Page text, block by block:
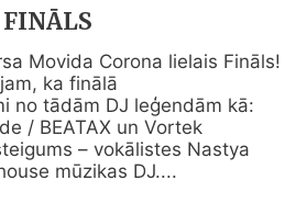
Movida Corona lielais Fināls!
ka finālā
no tādām DJ leģendām kā:
/ BEATAX un Vortek
– vokālistes Nastya
mūzikas DJ....